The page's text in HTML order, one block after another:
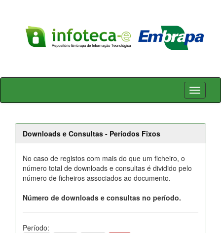
Skip
Downloads e Consultas - Períodos Fixos
No caso de registos com mais do que um ficheiro, o
número total de downloads e consultas é dividido pelo
número de ficheiros associados ao documento.
Número de downloads e consultas no período.
Período: